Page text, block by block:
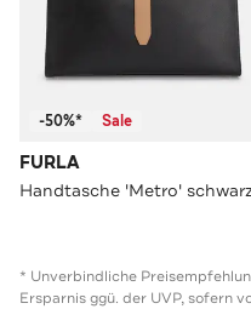
-50%* Sale
FURLA
Handtasche 'Metro'
* Unverbindliche
Ersparnis ggü. der UVP, sofern